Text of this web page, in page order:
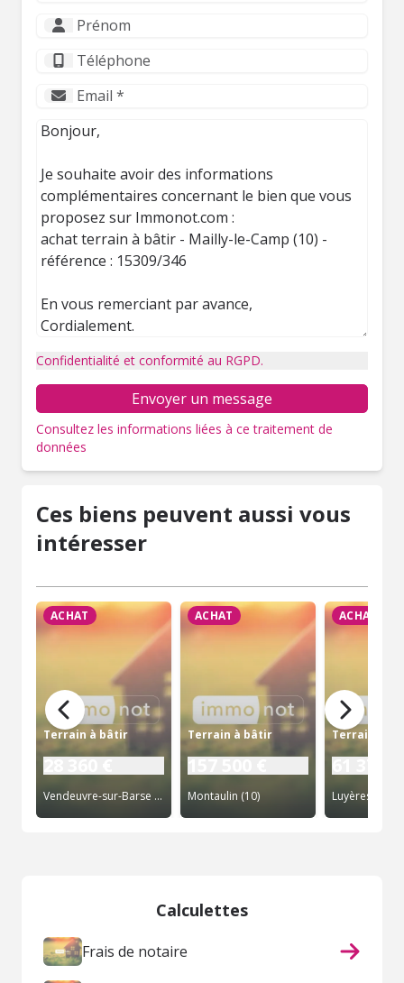
Confidentialité et conformité au RGPD.
Envoyer un message
Consultez les informations liées à ce traitement de
données
Ces biens peuvent aussi vous
intéresser
ACHAT
Terrain à bâtir
28 360 €
Vendeuvre-sur-Barse (10)
ACHAT
Terrain à bâtir
157 500 €
Montaulin (10)
ACHAT
Terrain à
61 374 €
Luyères (10)
Calculettes
Frais de notaire